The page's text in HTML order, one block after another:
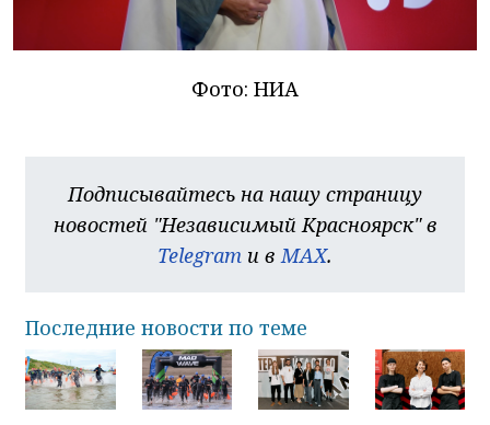
Фото: НИА
Подписывайтесь на нашу страницу
новостей "Независимый Красноярск" в
Telegram и вMAX.
Последние новости по теме